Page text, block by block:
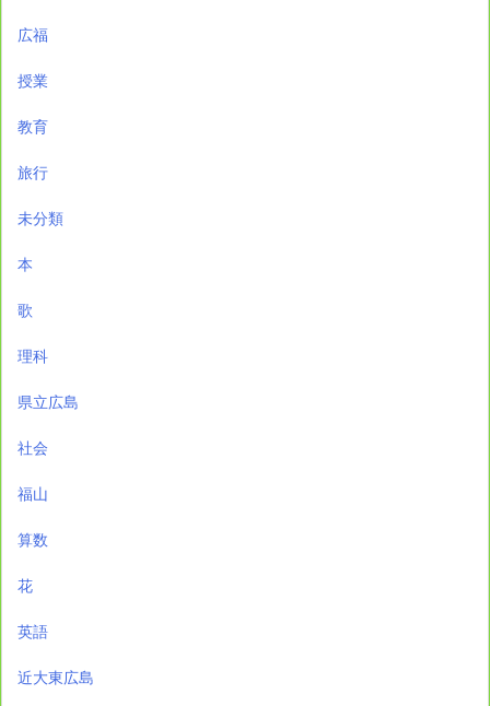
広福
授業
教育
旅行
未分類
本
歌
理科
県立広島
社会
福山
算数
花
英語
近大東広島